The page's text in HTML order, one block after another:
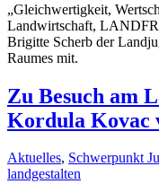
„Gleichwertigkeit,
Landwirtschaft,
Brigitte Scherb der
Raumes mit.
Zu Besuch am
Kordula Kovac
Aktuelles, Schwerpunkt
landgestalten